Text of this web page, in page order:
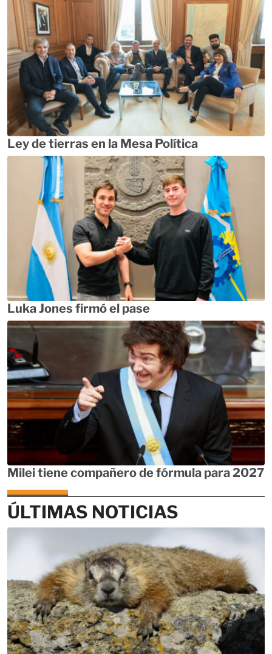
Ley de tierras en la Mesa Política
Luka Jones firmó el pase
Milei tiene compañero de fórmula para 2027
ÚLTIMAS NOTICIAS